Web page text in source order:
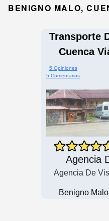
BENIGNO MALO,
Transporte
Cuenca
5 Opiniones
5 Comentarios
Agencia
Agencia De
Benigno